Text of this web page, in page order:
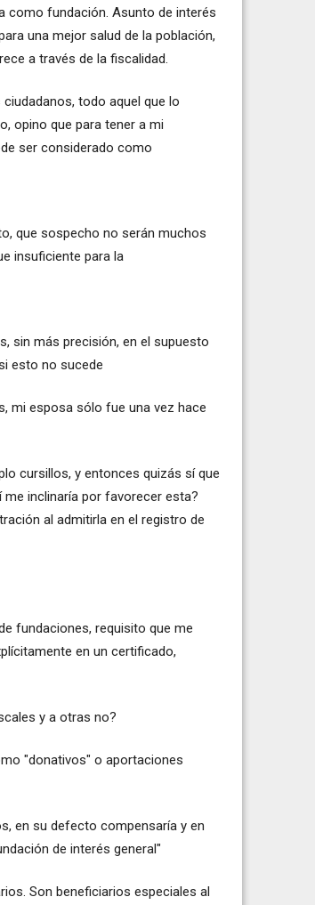
como fundación. Asunto de interés
una mejor salud de la población,
a través de la fiscalidad.
todo aquel que lo
opino que para tener a mi
ser considerado como
que sospecho no serán muchos
insuficiente para la
sin más precisión, en el supuesto
esto no sucede
mi esposa sólo fue una vez hace
cursillos, y entonces quizás sí que
inclinaría por favorecer esta?
al admitirla en el registro de
fundaciones, requisito que me
en un certificado,
y a otras no?
"donativos" o aportaciones
en su defecto compensaría y en
de interés general"
Son beneficiarios especiales al